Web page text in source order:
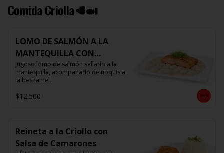
Comida Criolla🥩🍛
LOMO DE SALMÓN A LA
MANTEQUILLA CON
ÑOQUIS 🧈
Jugoso lomo de salmón sellado a la
mantequilla, acompañado de ñoquis a
la bechamel.
$12.500
Reineta a la Criollo con
Salsa de Camarones